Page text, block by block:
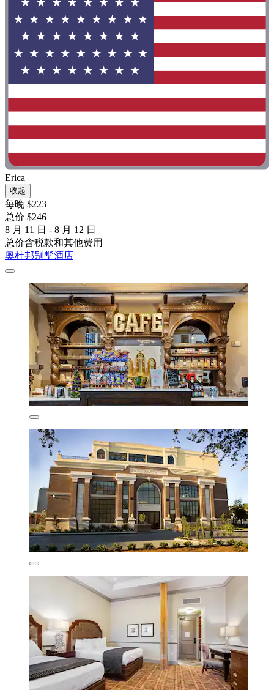
Erica
收起
每晚 $223
总价 $246
8 月 11 日 - 8 月 12 日
总价含税款和其他费用
奥杜邦别墅酒店